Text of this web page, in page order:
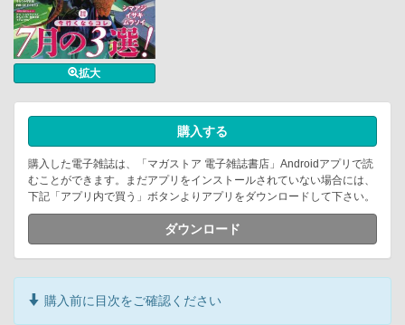
拡大
購入する
購入した電子雑誌は、「マガストア 電子雑誌書店」Androidアプリで読
むことができます。まだアプリをインストールされていない場合には、
下記「アプリ内で買う」ボタンよりアプリをダウンロードして下さい。
ダウンロード
購入前に目次をご確認ください